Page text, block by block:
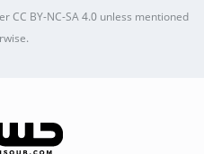
CC BY-NC-SA 4.0unless mentioned